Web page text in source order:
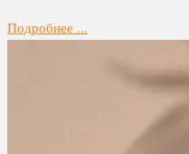
Подробнее ...